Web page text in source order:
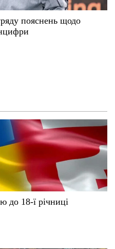
пояснень щодо
до 18-ї річниці